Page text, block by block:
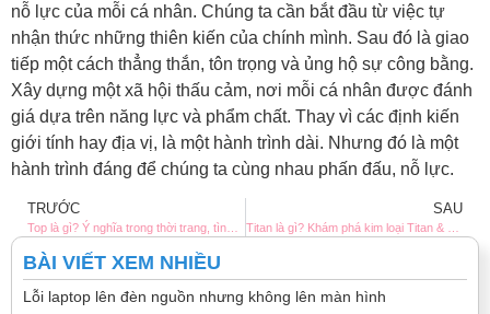
nỗ lực của mỗi cá nhân. Chúng ta cần bắt đầu từ việc tự
nhận thức những thiên kiến của chính mình. Sau đó là giao
tiếp một cách thẳng thắn, tôn trọng và ủng hộ sự công bằng.
Xây dựng một xã hội thấu cảm, nơi mỗi cá nhân được đánh
giá dựa trên năng lực và phẩm chất. Thay vì các định kiến
giới tính hay địa vị, là một hành trình dài. Nhưng đó là một
hành trình đáng để chúng ta cùng nhau phấn đấu, nỗ lực.
TRƯỚC SAU
BÀI VIẾT XEM NHIỀU
Lỗi laptop lên đèn nguồn nhưng không lên màn hình